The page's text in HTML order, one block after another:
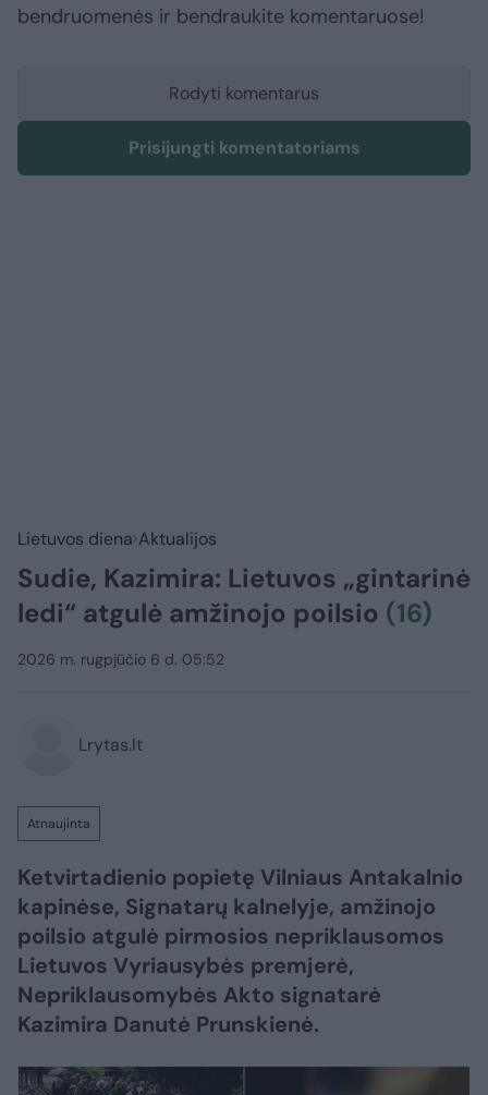
bendruomenės ir bendraukite komentaruose!
Rodyti komentarus
Prisijungti komentatoriams
Lietuvos diena Aktualijos
Sudie, Kazimira: Lietuvos „gintarinė
ledi“ atgulė amžinojo poilsio (16)
2026 m. rugpjūčio 6 d. 05:52
Lrytas.lt
Atnaujinta
Ketvirtadienio popietę Vilniaus Antakalnio
kapinėse, Signatarų kalnelyje, amžinojo
poilsio atgulė pirmosios nepriklausomos
Lietuvos Vyriausybės premjerė,
Nepriklausomybės Akto signatarė
Kazimira Danutė Prunskienė.